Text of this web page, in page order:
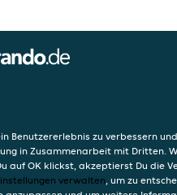
Benutzererlebnis zu verbessern
in Zusammenarbeit mit Dritten.
auf OK klickst, akzeptierst Du die
verwalten, um zu